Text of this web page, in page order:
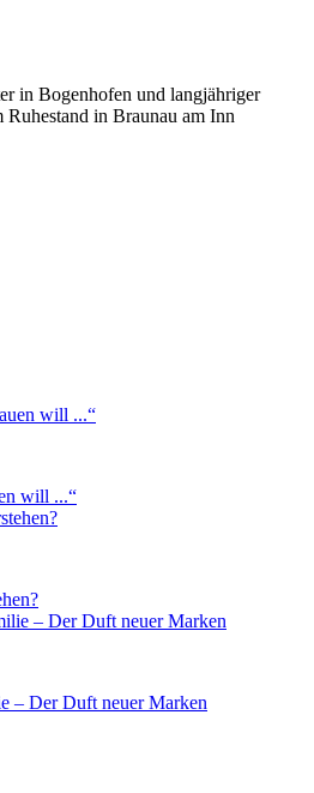
in Bogenhofen und langjähriger
in Braunau am Inn
will ...“
– Der Duft neuer Marken